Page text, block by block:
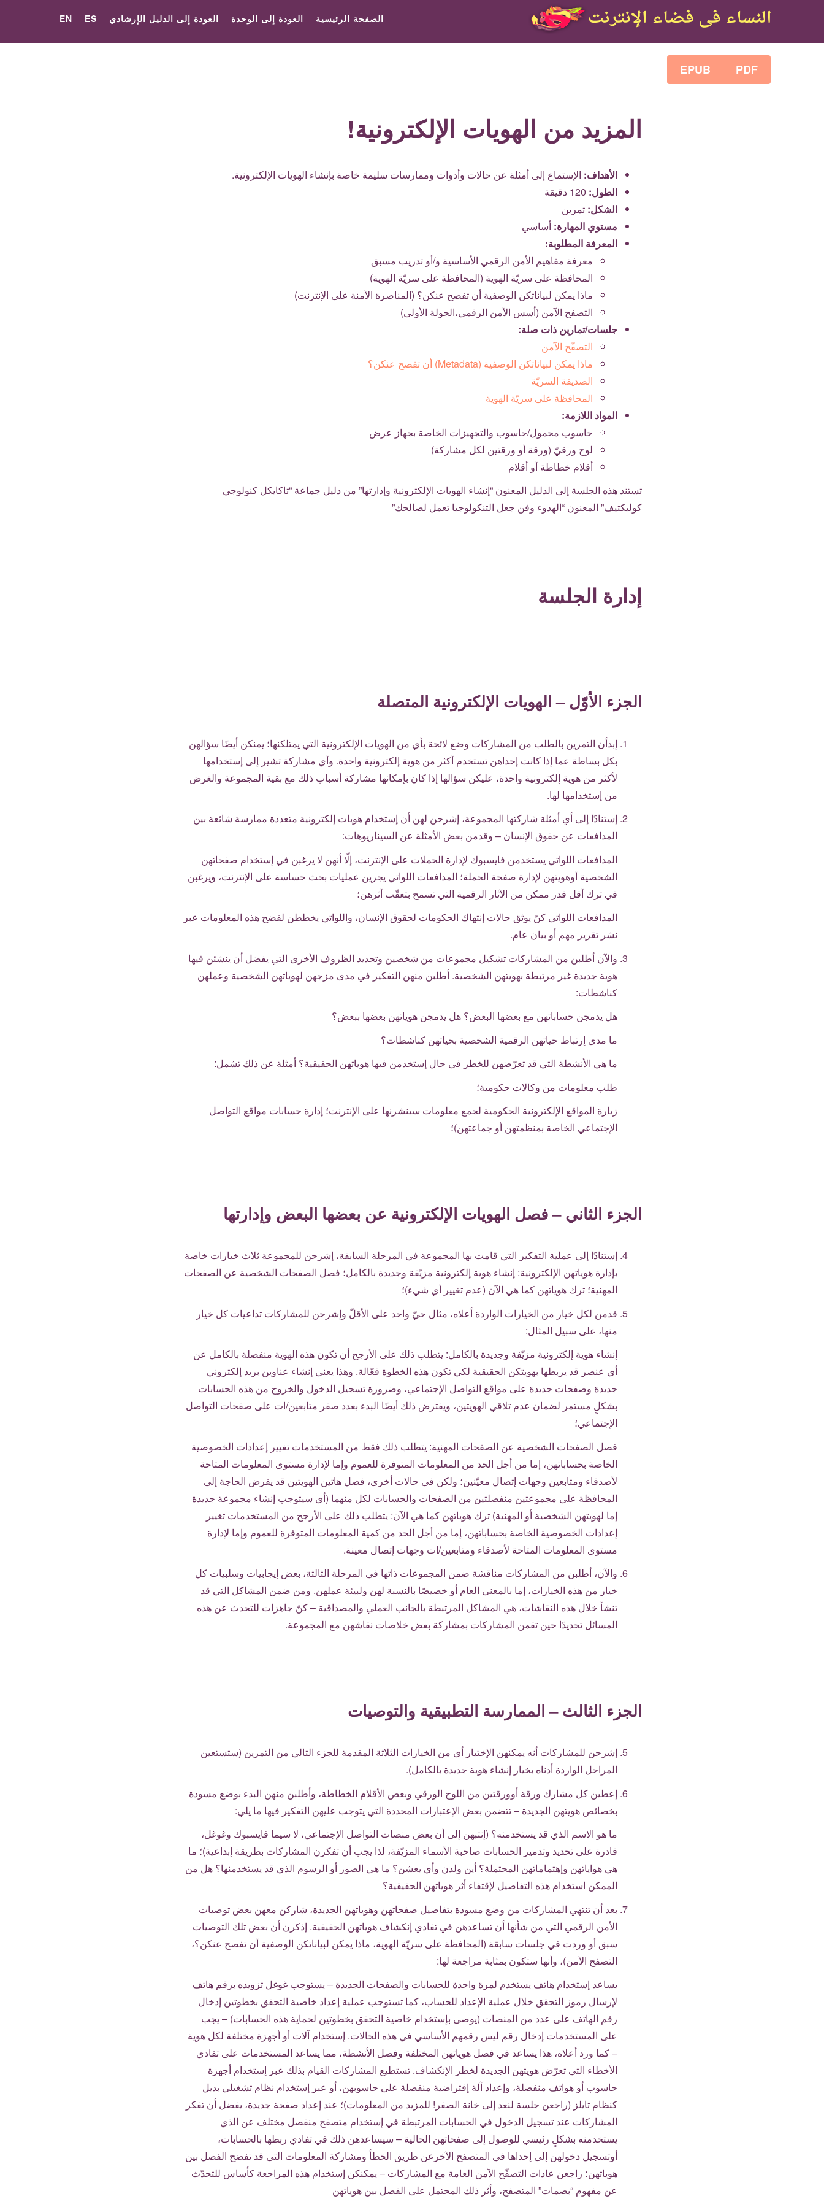
الصفحة الرئيسية العودة إلى الوحدة العودة إلى الدليل الإرشادي ES
EN
PDF
EPUB
المزيد من الهويات الإلكترونية!
الأهداف: الإستماع إلى أمثلة عن حالات وأدوات وممارسات سليمة خاصة بإنشاء الهويات الإلكترونية.
الطول: 120 دقيقة
الشكل: تمرين
مستوي المهارة: أساسي
المعرفة المطلوبة:
معرفة مفاهيم الأمن الرقمي الأساسية و/أو تدريب مسبق
المحافظة على سريّة الهوية (المحافظة على سريّة الهوية)
ماذا يمكن لبياناتكن الوصفية أن تفصح عنكن؟ (المناصرة الآمنة على الإنترنت)
التصفح الآمن (أسس الأمن الرقمي،الجولة الأولى)
جلسات/تمارين ذات صلة:
التصفّح الآمن
ماذا يمكن لبياناتكن الوصفية (Metadata) أن تفصح عنكن؟
الصديقة السريّة
المحافظة على سريّة الهوية
المواد اللازمة:
حاسوب محمول/حاسوب والتجهيزات الخاصة بجهاز عرض
لوح ورقيّ (ورقة أو ورقتين لكل مشاركة)
أقلام خطاطة أو أقلام
تستند هذه الجلسة إلى الدليل المعنون “إنشاء الهويات الإلكترونية وإدارتها” من دليل جماعة “تاكايكل كنولوجي
كوليكتيف” المعنون “الهدوء وفن جعل التنكولوجيا تعمل لصالحك”
إدارة الجلسة
الجزء الأوّل – الهويات الإلكترونية المتصلة
إبدأن التمرين بالطلب من المشاركات وضع لائحة بأي من الهويات الإلكترونية التي يمتلكنها؛ يمنكن أيضًا سؤالهن
بكل بساطة عما إذا كانت إحداهن تستخدم أكثر من هوية إلكترونية واحدة. وأي مشاركة تشير إلى إستخدامها
لأكثر من هوية إلكترونية واحدة، عليكن سؤالها إذا كان بإمكانها مشاركة أسباب ذلك مع بقية المجموعة والغرض
من إستخدامها لها.
إستنادًا إلى أي أمثلة شاركتها المجموعة، إشرحن لهن أن إستخدام هويات إلكترونية متعددة ممارسة شائعة بين
المدافعات عن حقوق الإنسان – وقدمن بعض الأمثلة عن السيناريوهات:
المدافعات اللواتي يستخدمن فايسبوك لإدارة الحملات على الإنترنت، إلّا أنهن لا يرغبن في إستخدام صفحاتهن
الشخصية أوهويتهن لإدارة صفحة الحملة؛ المدافعات اللواتي يجرين عمليات بحث حساسة على الإنترنت، ويرغبن
في ترك أقل قدر ممكن من الآثار الرقمية التي تسمح بتعقّب أثرهن؛
المدافعات اللواتي كنّ يوثق حالات إنتهاك الحكومات لحقوق الإنسان، واللواتي يخططن لفضح هذه المعلومات عبر
نشر تقرير مهم أو بيان عام.
والآن أطلبن من المشاركات تشكيل مجموعات من شخصين وتحديد الظروف الأخرى التي يفضل أن ينشئن فيها
هوية جديدة غير مرتبطة بهويتهن الشخصية. أطلبن منهن التفكير في مدى مزجهن لهوياتهن الشخصية وعملهن
كناشطات:
هل يدمجن حساباتهن مع بعضها البعض؟ هل يدمجن هوياتهن بعضها ببعض؟
ما مدى إرتباط حياتهن الرقمية الشخصية بحياتهن كناشطات؟
ما هي الأنشطة التي قد تعرّضهن للخطر في حال إستخدمن فيها هوياتهن الحقيقية؟ أمثلة عن ذلك تشمل:
طلب معلومات من وكالات حكومية؛
زيارة المواقع الإلكترونية الحكومية لجمع معلومات سينشرنها على الإنترنت؛ إدارة حسابات مواقع التواصل
الإجتماعي الخاصة بمنظمتهن أو جماعتهن)؛
الجزء الثاني – فصل الهويات الإلكترونية عن بعضها البعض وإدارتها
إستنادًا إلى عملية التفكير التي قامت بها المجموعة في المرحلة السابقة، إشرحن للمجموعة ثلاث خيارات خاصة
بإدارة هوياتهن الإلكترونية: إنشاء هوية إلكترونية مزيّفة وجديدة بالكامل؛ فصل الصفحات الشخصية عن الصفحات
المهنية؛ ترك هوياتهن كما هي الآن (عدم تغيير أي شيء)؛
قدمن لكل خيار من الخيارات الواردة أعلاه، مثال حيّ واحد على الأقلّ وإشرحن للمشاركات تداعيات كل خيار
منها، على سبيل المثال:
إنشاء هوية إلكترونية مزيّفة وجديدة بالكامل: يتطلب ذلك على الأرجح أن تكون هذه الهوية منفصلة بالكامل عن
أي عنصر قد يربطها بهويتكن الحقيقية لكي تكون هذه الخطوة فعّالة. وهذا يعني إنشاء عناوين بريد إلكتروني
جديدة وصفحات جديدة على مواقع التواصل الإجتماعي، وضرورة تسجيل الدخول والخروج من هذه الحسابات
بشكلٍ مستمر لضمان عدم تلاقي الهويتين، ويفترض ذلك أيضًا البدء بعدد صفر متابعين/ات على صفحات التواصل
الإجتماعي؛
فصل الصفحات الشخصية عن الصفحات المهنية: يتطلب ذلك فقط من المستخدمات تغيير إعدادات الخصوصية
الخاصة بحساباتهن، إما من أجل الحد من المعلومات المتوفرة للعموم وإما لإدارة مستوى المعلومات المتاحة
لأصدقاء ومتابعين وجهات إتصال معيّنين؛ ولكن في حالات أخرى، فصل هاتين الهويتين قد يفرض الحاجة إلى
المحافظة على مجموعتين منفصلتين من الصفحات والحسابات لكل منهما (أي سيتوجب إنشاء مجموعة جديدة
إما لهويتهن الشخصية أو المهنية) ترك هوياتهن كما هي الآن: يتطلب ذلك على الأرجح من المستخدمات تغيير
إعدادات الخصوصية الخاصة بحساباتهن، إما من أجل الحد من كمية المعلومات المتوفرة للعموم وإما لإدارة
مستوى المعلومات المتاحة لأصدقاء ومتابعين/ات وجهات إتصال معينة.
والآن، أطلبن من المشاركات مناقشة ضمن المجموعات ذاتها في المرحلة الثالثة، بعض إيجابيات وسلبيات كل
خيار من هذه الخيارات، إما بالمعنى العام أو خصيصًا بالنسبة لهن ولبيئة عملهن. ومن ضمن المشاكل التي قد
تنشأ خلال هذه النقاشات، هي المشاكل المرتبطة بالجانب العملي والمصداقية – كنّ جاهزات للتحدث عن هذه
المسائل تحديدًا حين تقمن المشاركات بمشاركة بعض خلاصات نقاشهن مع المجموعة.
الجزء الثالث – الممارسة التطبيقية والتوصيات
إشرحن للمشاركات أنه يمكنهن الإختيار أي من الخيارات الثلاثة المقدمة للجزء التالي من التمرين (ستستعين
المراحل الواردة أدناه بخيار إنشاء هوية جديدة بالكامل).
إعطين كل مشارك ورقة أوورقتين من اللوح الورقي وبعض الأقلام الخطاطة، وأطلبن منهن البدء بوضع مسودة
بخصائص هويتهن الجديدة – تتضمن بعض الإعتبارات المحددة التي يتوجب عليهن التفكير فيها ما يلي:
ما هو الاسم الذي قد يستخدمنه؟ (إنتبهن إلى أن بعض منصات التواصل الإجتماعي، لا سيما فايسبوك وغوغل،
قادرة على تحديد وتدمير الحسابات صاحبة الأسماء المزيّفة، لذا يجب أن تفكرن المشاركات بطريقة إبداعية)؛ ما
هي هواياتهن وإهتماماتهن المحتملة؟ أين ولدن وأي يعشن؟ ما هي الصور أو الرسوم الذي قد يستخدمنها؟ هل من
الممكن استخدام هذه التفاصيل لإقتفاء أثر هوياتهن الحقيقية؟
بعد أن تنتهي المشاركات من وضع مسودة بتفاصيل صفحاتهن وهوياتهن الجديدة، شاركن معهن بعض توصيات
الأمن الرقمي التي من شأنها أن تساعدهن في تفادي إنكشاف هوياتهن الحقيقية. إذكرن أن بعض تلك التوصيات
سبق أو وردت في جلسات سابقة (المحافظة على سريّة الهوية، ماذا يمكن لبياناتكن الوصفية أن تفصح عنكن؟،
التصفح الآمن)، وأنها ستكون بمثابة مراجعة لها:
يساعد إستخدام هاتف يستخدم لمرة واحدة للحسابات والصفحات الجديدة – يستوجب غوغل تزويده برقم هاتف
لإرسال رموز التحقق خلال عملية الإعداد للحساب، كما تستوجب عملية إعداد خاصية التحقق بخطوتين إدخال
رقم الهاتف على عدد من المنصات (يوصى بإستخدام خاصية التحقق بخطوتين لحماية هذه الحسابات) – يجب
على المستخدمات إدخال رقم ليس رقمهم الأساسي في هذه الحالات. إستخدام آلات أو أجهزة مختلفة لكل هوية
– كما ورد أعلاه، هذا يساعد في فصل هوياتهن المختلفة وفصل الأنشطة، مما يساعد المستخدمات على تفادي
الأخطاء التي تعرّض هويتهن الجديدة لخطر الإنكشاف. تستطيع المشاركات القيام بذلك عبر إستخدام أجهزة
حاسوب أو هواتف منفصلة، وإعداد آلة إفتراضية منفصلة على حاسوبهن، أو عبر إستخدام نظام تشغيلي بديل
كنظام تايلز (راجعن جلسة لنعد إلى خانة الصفر! للمزيد من المعلومات)؛ عند إعداد صفحة جديدة، يفضل أن تفكر
المشاركات عند تسجيل الدخول في الحسابات المرتبطة في إستخدام متصفح منفصل مختلف عن الذي
يستخدمنه بشكلٍ رئيسي للوصول إلى صفحاتهن الحالية – سيساعدهن ذلك في تفادي ربطها بالحسابات،
أوتسجيل دخولهن إلى إحداها في المتصفح الآخرعن طريق الخطأ ومشاركة المعلومات التي قد تفضح الفصل بين
هوياتهن؛ راجعن عادات التصفّح الآمن العامة مع المشاركات – يمكنكن إستخدام هذه المراجعة كأساس للتحدّث
عن مفهوم “بصمات” المتصفح، وأثر ذلك المحتمل على الفصل بين هوياتهن